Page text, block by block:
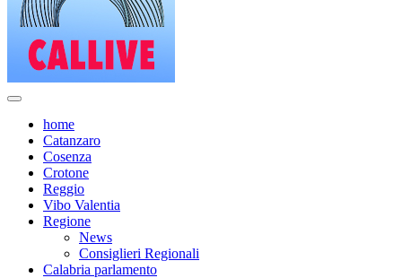
home
Catanzaro
Cosenza
Crotone
Reggio
Vibo Valentia
Regione
News
Consiglieri Regionali
Calabria parlamento